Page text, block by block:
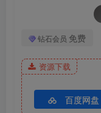
钻石会员 免费
资源下载
百度网盘